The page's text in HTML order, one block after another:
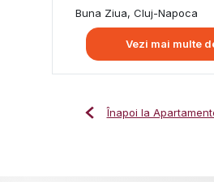
Buna Ziua, Cluj-Napoca
Vezi mai multe
Înapoi la